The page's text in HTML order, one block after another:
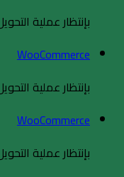
بإنتظار عملية
WooCommerce
بإنتظار عملية
WooCommerce
بإنتظار عملية